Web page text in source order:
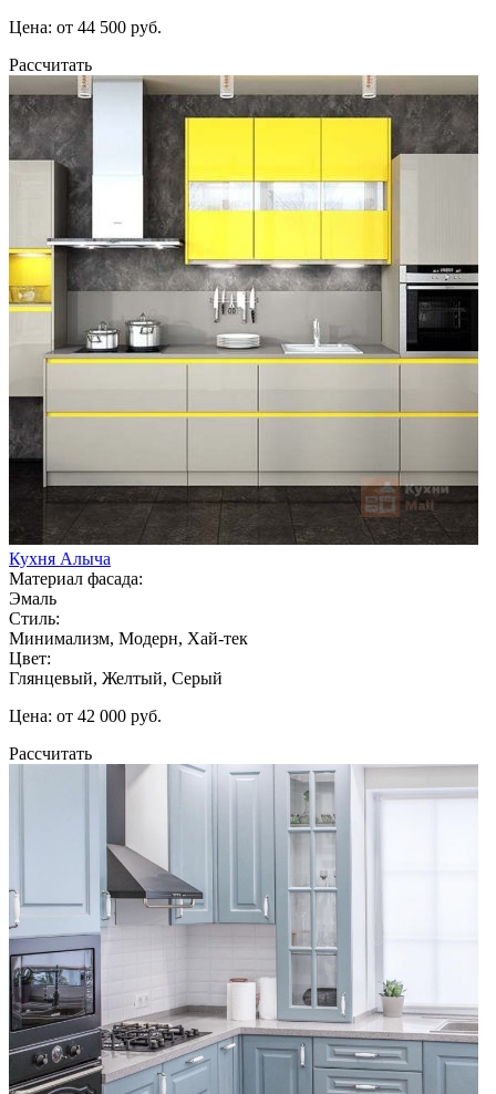
Цена: от 44 500 руб.
Рассчитать
Кухня Алыча
Материал фасада:
Эмаль
Стиль:
Минимализм, Модерн, Хай-тек
Цвет:
Глянцевый, Желтый, Серый
Цена: от 42 000 руб.
Рассчитать